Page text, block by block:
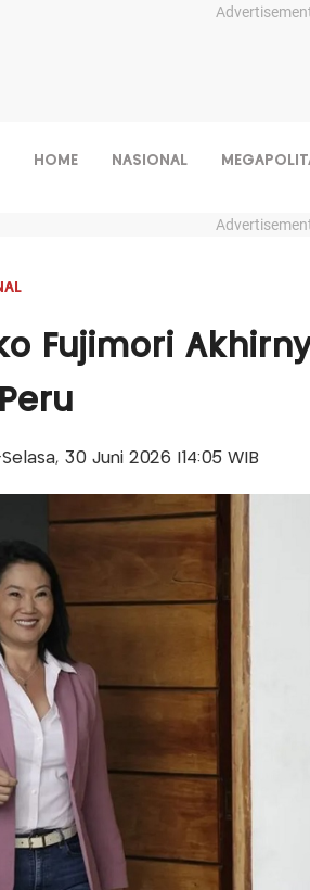
HOME NASIONAL
Fujimori
30 Juni 2026 |14:05 WIB